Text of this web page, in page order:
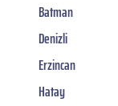
Batman
Denizli
Erzincan
Hatay